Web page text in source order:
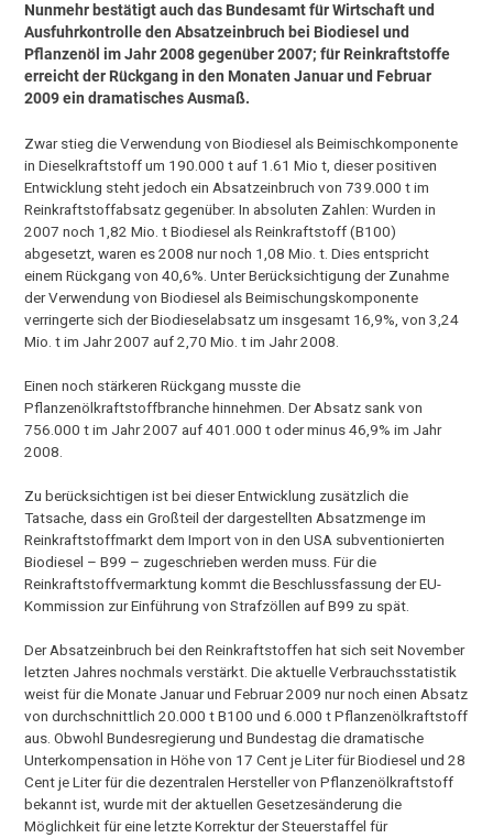
Nunmehr bestätigt auch das Bundesamt für Wirtschaft und
Ausfuhrkontrolle den Absatzeinbruch bei Biodiesel und
Pflanzenöl im Jahr 2008 gegenüber 2007; für Reinkraftstoffe
erreicht der Rückgang in den Monaten Januar und Februar
2009 ein dramatisches Ausmaß.
Zwar stieg die Verwendung von Biodiesel als Beimischkomponente
in Dieselkraftstoff um 190.000 t auf 1.61 Mio t, dieser positiven
Entwicklung steht jedoch ein Absatzeinbruch von 739.000 t im
Reinkraftstoffabsatz gegenüber. In absoluten Zahlen: Wurden in
2007 noch 1,82 Mio. t Biodiesel als Reinkraftstoff (B100)
abgesetzt, waren es 2008 nur noch 1,08 Mio. t. Dies entspricht
einem Rückgang von 40,6%. Unter Berücksichtigung der Zunahme
der Verwendung von Biodiesel als Beimischungskomponente
verringerte sich der Biodieselabsatz um insgesamt 16,9%, von 3,24
Mio. t im Jahr 2007 auf 2,70 Mio. t im Jahr 2008.
Einen noch stärkeren Rückgang musste die
Pflanzenölkraftstoffbranche hinnehmen. Der Absatz sank von
756.000 t im Jahr 2007 auf 401.000 t oder minus 46,9% im Jahr
2008.
Zu berücksichtigen ist bei dieser Entwicklung zusätzlich die
Tatsache, dass ein Großteil der dargestellten Absatzmenge im
Reinkraftstoffmarkt dem Import von in den USA subventionierten
Biodiesel – B99 – zugeschrieben werden muss. Für die
Reinkraftstoffvermarktung kommt die Beschlussfassung der EU-
Kommission zur Einführung von Strafzöllen auf B99 zu spät.
Der Absatzeinbruch bei den Reinkraftstoffen hat sich seit November
letzten Jahres nochmals verstärkt. Die aktuelle Verbrauchsstatistik
weist für die Monate Januar und Februar 2009 nur noch einen Absatz
von durchschnittlich 20.000 t B100 und 6.000 t Pflanzenölkraftstoff
aus. Obwohl Bundesregierung und Bundestag die dramatische
Unterkompensation in Höhe von 17 Cent je Liter für Biodiesel und 28
Cent je Liter für die dezentralen Hersteller von Pflanzenölkraftstoff
bekannt ist, wurde mit der aktuellen Gesetzesänderung die
Möglichkeit für eine letzte Korrektur der Steuerstaffel für